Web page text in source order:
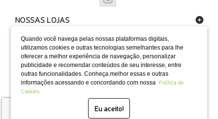
Quando você navega pelas nossas plataformas digitais,
utilizamos cookies e outras tecnologias semelhantes para lhe
oferecer a melhor experiência de navegação, personalizar
publicidade e recomendar conteúdos de seu interesse, entre
outras funcionalidades. Conheça melhor essas e outras
informações acessando e concordando com nossa Política de
Cookies
Eu aceito!
NOSSAS LOJAS
FORMAS DE PAGAMENTO
SELOS
Desenvolvido por Bruc Internet